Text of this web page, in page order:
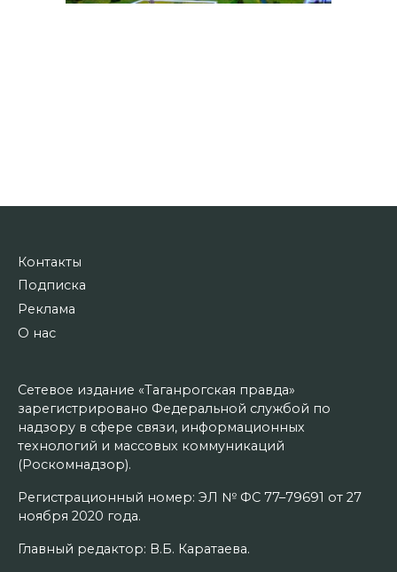
Контакты
Подписка
Реклама
О нас
Сетевое издание «Таганрогская правда»
зарегистрировано Федеральной службой по
надзору в сфере связи, информационных
технологий и массовых коммуникаций
(Роскомнадзор).
Регистрационный номер: ЭЛ № ФС 77–79691 от 27
ноября 2020 года.
Главный редактор: В.Б. Каратаева.